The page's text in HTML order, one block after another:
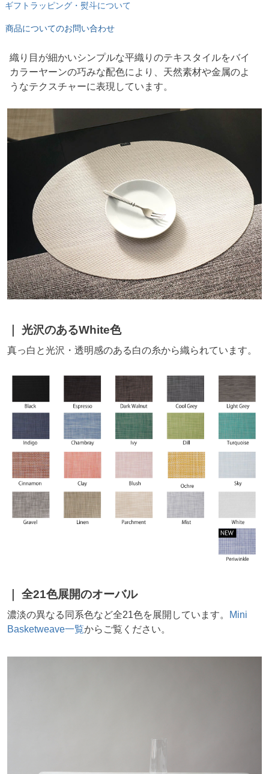
ギフトラッピング・熨斗について
商品についてのお問い合わせ
織り目が細かいシンプルな平織りのテキスタイルをバイ
カラーヤーンの巧みな配色により、天然素材や金属のよ
うなテクスチャーに表現しています。
光沢のあるWhite色
真っ白と光沢・透明感のある白の糸から織られています。
全21色展開のオーバル
濃淡の異なる同系色など全21色を展開しています。 Mini
Basketweave一覧からご覧ください。